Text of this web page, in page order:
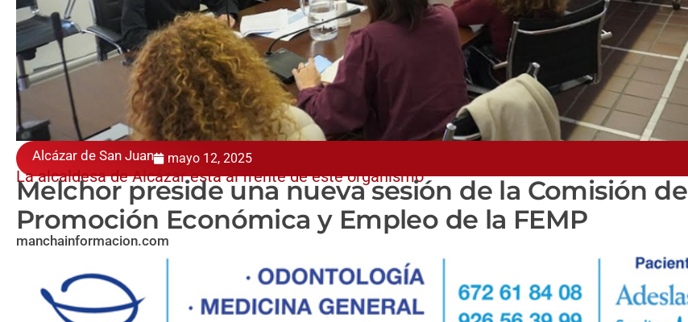
Alcázar de San Juan mayo 12, 2025
La alcaldesa de Alcázar está al frente de este organismo
Melchor preside una nueva sesión de la Comisión de
Promoción Económica y Empleo de la FEMP
manchainformacion.com